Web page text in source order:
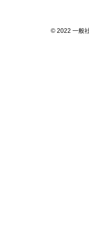
© 2022 一般